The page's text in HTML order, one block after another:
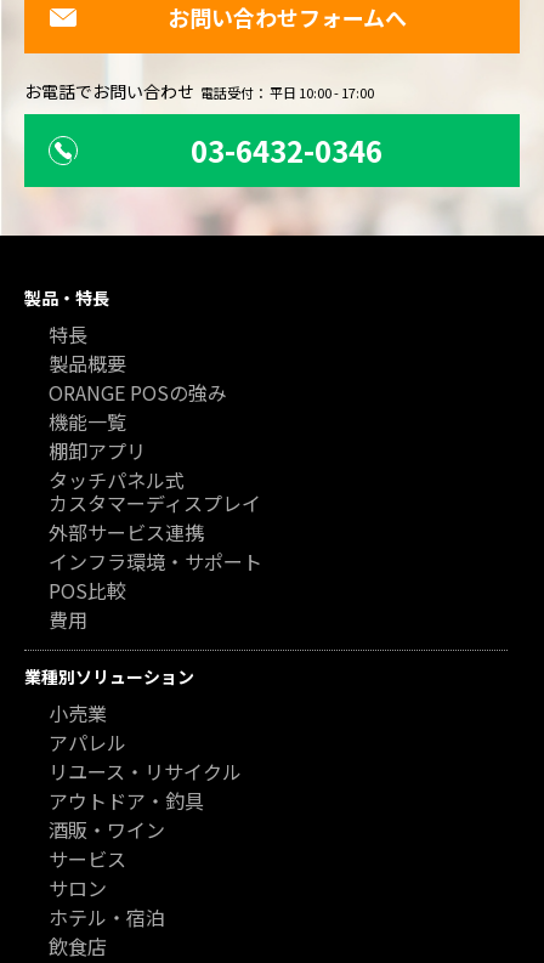
お問い合わせフォームへ
お電話でお問い合わせ 電話受付： 平日 10:00 - 17:00
03-6432-0346
製品・特長
特長
製品概要
ORANGE POSの強み
機能一覧
棚卸アプリ
タッチパネル式
カスタマーディスプレイ
外部サービス連携
インフラ環境・サポート
POS比較
費用
業種別ソリューション
小売業
アパレル
リユース・リサイクル
アウトドア・釣具
酒販・ワイン
サービス
サロン
ホテル・宿泊
飲食店